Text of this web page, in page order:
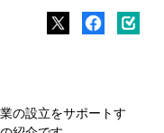
の設立をサポートす